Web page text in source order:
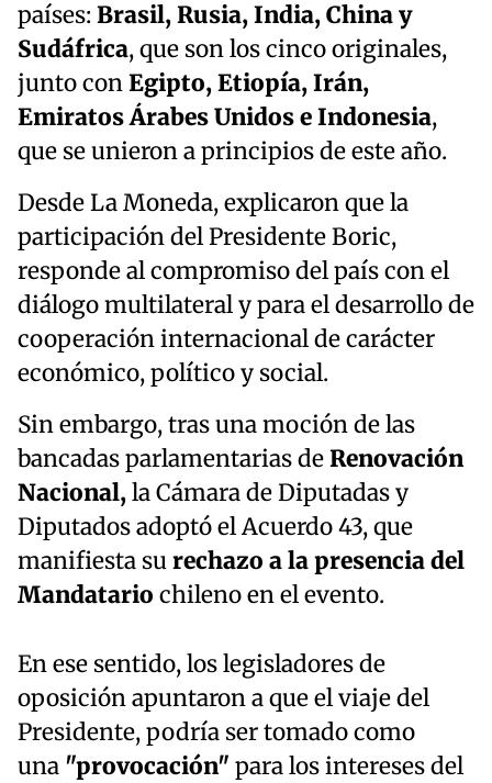
países: Brasil, Rusia, India, China y
Sudáfrica, que son los cinco originales,
junto conEgipto, Etiopía, Irán,
Emiratos Árabes Unidos e Indonesia,
que se unieron a principios de este año.
Desde La Moneda, explicaron que la
participación del Presidente Boric,
responde al compromiso del país con el
diálogo multilateral y para el desarrollo de
cooperación internacional de carácter
económico, político y social.
Sin embargo, tras una moción de las
bancadas parlamentarias deRenovación
Nacional,la Cámara de Diputadas y
Diputados adoptó el Acuerdo 43, que
manifiesta surechazo a la presencia del
Mandatario chileno en el evento.
En ese sentido, los legisladores de
oposición apuntaron a que el viaje del
Presidente, podría ser tomado como
una "provocación" para los intereses del